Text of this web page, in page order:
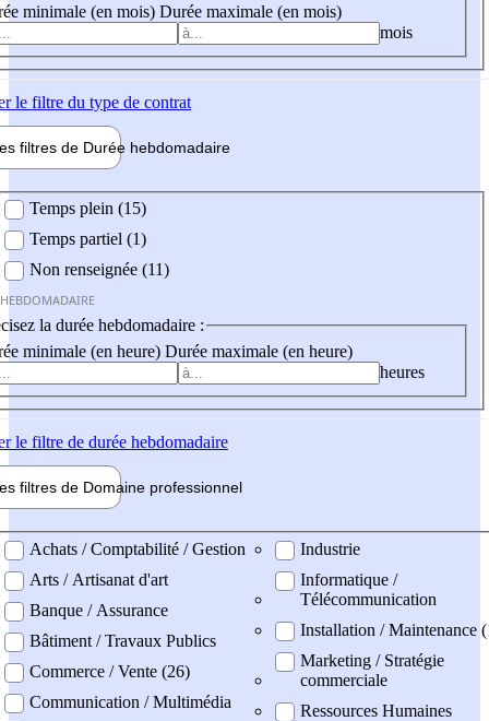
minimale (en mois) Durée maximale (en mois)
mois
le filtre du type de contrat
filtres de Durée hebdomadaire
Temps plein (15)
Temps partiel (1)
Non renseignée (11)
la durée hebdomadaire :
minimale (en heure) Durée maximale (en heure)
heures
le filtre de durée hebdomadaire
filtres de Domaine professionnel
professionel
Achats / Comptabilité / Gestion
Arts / Artisanat d'art
Banque / Assurance
Bâtiment / Travaux Publics
Commerce / Vente (26)
Communication / Multimédia
Industrie
Informatique /
Télécommunication
Installation / Maintenance
Marketing / Stratégie
commerciale
Ressources Humaines